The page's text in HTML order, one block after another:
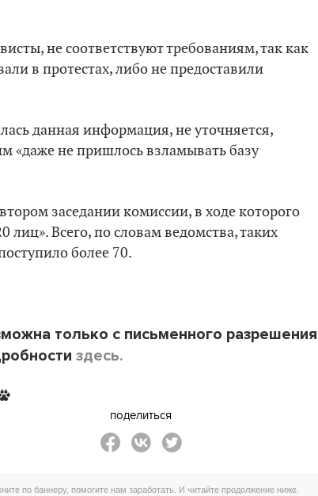
не соответствуют требованиям, так как
в протестах, либо не предоставили
данная информация, не уточняется,
«даже не пришлось взламывать базу
заседании комиссии, в ходе которого
Всего, по словам ведомства, таких
более 70.
только с письменного разрешения
здесь.
поделиться